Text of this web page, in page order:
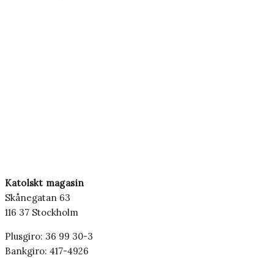
Katolskt magasin
Skånegatan 63
116 37 Stockholm
Plusgiro: 36 99 30-3
Bankgiro: 417-4926